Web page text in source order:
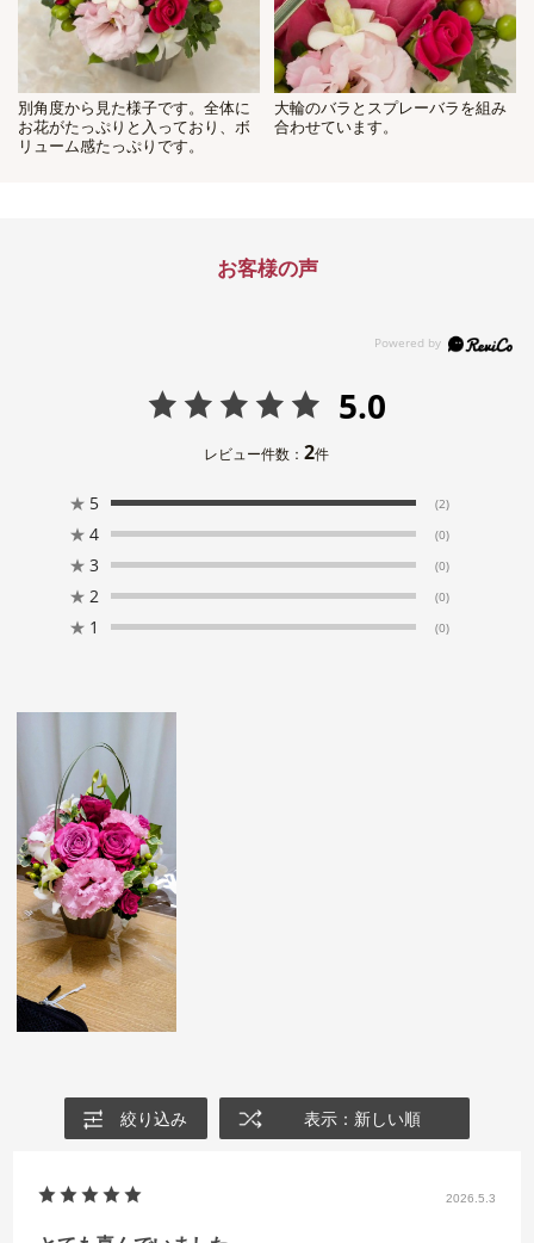
別角度から見た様子です。全体に
お花がたっぷりと入っており、ボ
リューム感たっぷりです。
大輪のバラとスプレーバラを組み
合わせています。
お客様の声
5.0
レビュー件数：2件
★ 5 (2)
★ 4 (0)
★ 3 (0)
★ 2 (0)
★ 1 (0)
絞り込み 表示：新しい順
2026.5.3